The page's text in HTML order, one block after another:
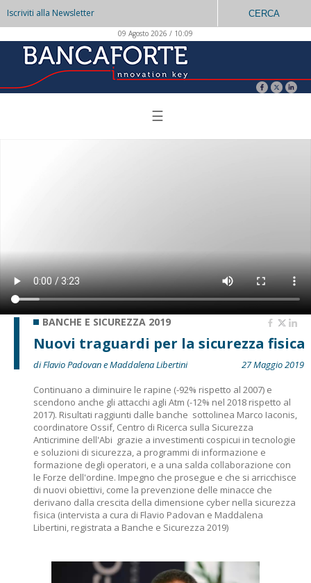
Iscriviti alla Newsletter CERCA
09 Agosto 2026 / 10:09
☰
BANCHE E SICUREZZA 2019
Nuovi traguardi per la sicurezza fisica
di Flavio Padovan e Maddalena Libertini
27 Maggio 2019
Continuano a diminuire le rapine (-92% rispetto al 2007) e
scendono anche gli attacchi agli Atm (-12% nel 2018 rispetto al
2017). Risultati raggiunti dalle banche  sottolinea Marco Iaconis,
coordinatore Ossif, Centro di Ricerca sulla Sicurezza
Anticrimine dell'Abi  grazie a investimenti cospicui in tecnologie
e soluzioni di sicurezza, a programmi di informazione e
formazione degli operatori, e a una salda collaborazione con
le Forze dell'ordine. Impegno che prosegue e che si arricchisce
di nuovi obiettivi, come la prevenzione delle minacce che
derivano dalla crescita della dimensione cyber nella sicurezza
fisica (intervista a cura di Flavio Padovan e Maddalena
Libertini, registrata a Banche e Sicurezza 2019)